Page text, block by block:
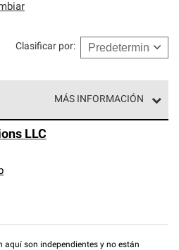
Clasificar por:
MÁS INFORMACIÓN
de profesionales de techos
y requisitos estrictos
LLC
aquí son independientes y no están